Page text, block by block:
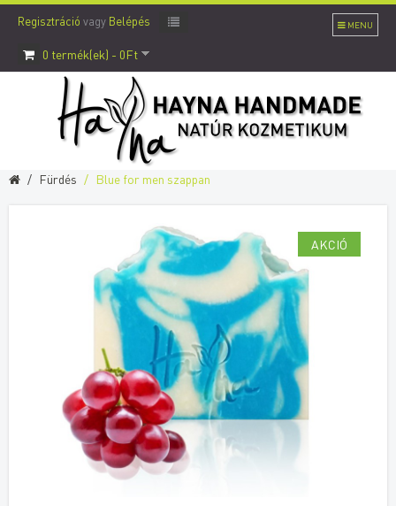
Regisztráció vagy Belépés MENU
0 termék(ek) - 0Ft
Fürdés Blue for men szappan
AKCIÓ